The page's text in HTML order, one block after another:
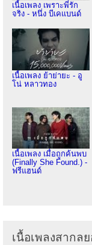
เนื้อเพลง เพราะพี่รัก
จริง - หนึ่ง บีเคแบนด์
เนื้อเพลง ย้าย่ายะ - อู
โน่ หลาวทอง
เนื้อเพลง เมื่อถูกค้นพบ
(Finally She Found.) -
ฟรีแฮนด์
เนื้อเพลงสากล